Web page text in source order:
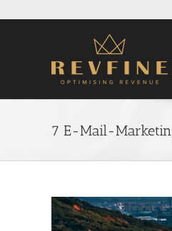
7 E-Mail-
View
Larger